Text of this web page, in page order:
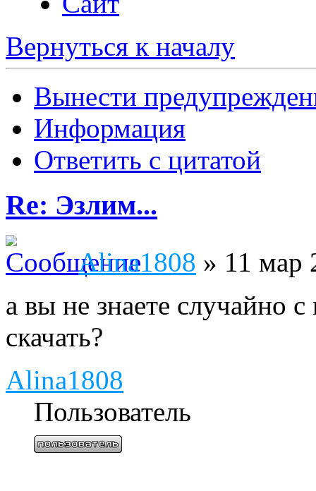
Вернуться к началу
Вынести
Информация
Ответить с цитатой
Re: Эзлим...
Alina1808 » 11 мар
а вы не знаете случайно
скачать?
Alina1808
Пользователь